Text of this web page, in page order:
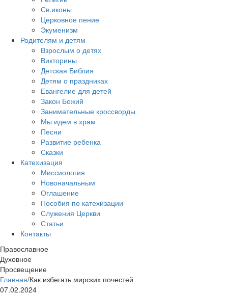
Св.иконы
Церковное пение
Экуменизм
Родителям и детям
Взрослым о детях
Викторины
Детская Библия
Детям о праздниках
Евангелие для детей
Закон Божий
Занимательные кроссворды
Мы идем в храм
Песни
Развитие ребенка
Сказки
Катехизация
Миссиология
Новоначальным
Оглашение
Пособия по катехизации
Служения Церкви
Статьи
Контакты
Православное
Духовное
Просвещение
Главная/Как избегать мирских почестей
07.02.2024